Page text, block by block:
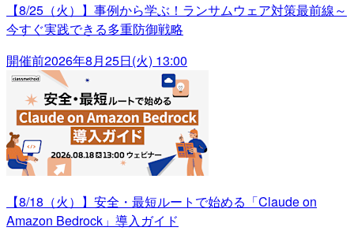
【8/25（火）】事例から学ぶ！ランサムウェア対策最前線～
今すぐ実践できる多重防御戦略
開催前2026年8月25日(火) 13:00
【8/18（火）】安全・最短ルートで始める「Claude on
Amazon Bedrock」導入ガイド